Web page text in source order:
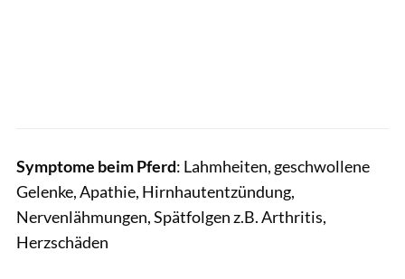
Symptome beim Pferd: Lahmheiten, geschwollene
Gelenke, Apathie, Hirnhautentzündung,
Nervenlähmungen, Spätfolgen z.B. Arthritis,
Herzschäden